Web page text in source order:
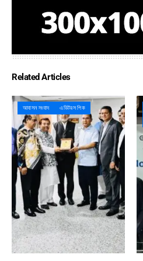
Related Articles
আবাসন সংবাদ এডিটরস পিক